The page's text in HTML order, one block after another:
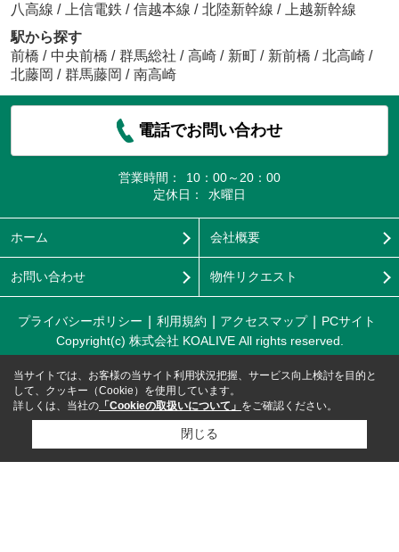
八高線 / 上信電鉄 / 信越本線 / 北陸新幹線 /
上越新幹線
駅から探す
前橋 / 中央前橋 / 群馬総社 / 高崎 / 新町 / 新前橋 / 北高崎 /
北藤岡 / 群馬藤岡 / 南高崎
電話でお問い合わせ
営業時間：
10：00～20：00
定休日：
水曜日
ホーム 会社概要
お問い合わせ 物件リクエスト
プライバシーポリシー 利用規約 アクセスマップ
PCサイト
Copyright(c) 株式会社 KOALIVE All rights reserved.
当サイトでは、お客様の当サイト利用状況把握、サービス向上検討を目的と
して、クッキー（Cookie）を使用しています。
詳しくは、当社の 「Cookieの取扱いについて」 をご確認ください。
閉じる